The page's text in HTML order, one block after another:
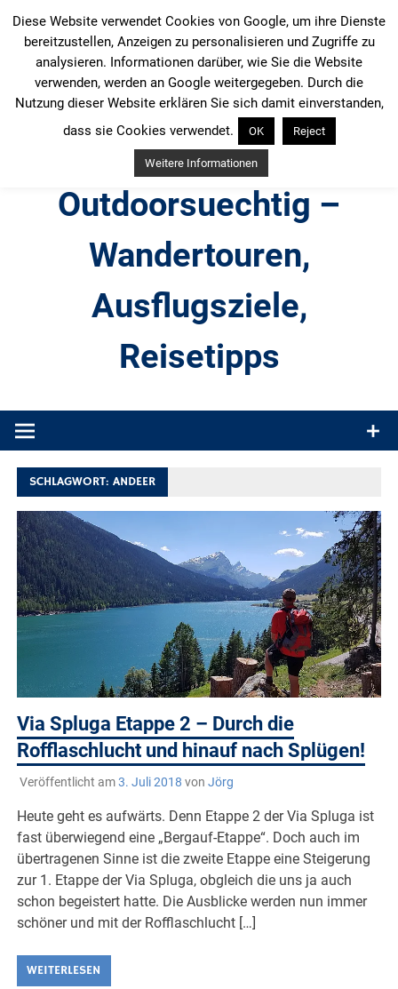
Inhalt
springen
Outdoorsuechtig –
Wandertouren,
Ausflugsziele,
Reisetipps
Produkttests und Buchrezensionen. Ein Blog für alle, die gern
SCHLAGWORT:ANDEER
Via Spluga Etappe 2 – Durch die
Rofflaschlucht und hinauf nach Splügen!
Veröffentlicht am3. Juli 2018 von Jörg
Heute geht es aufwärts. Denn Etappe 2 der Via Spluga ist
fast überwiegend eine „Bergauf-Etappe“. Doch auch im
übertragenen Sinne ist die zweite Etappe eine Steigerung
zur 1. Etappe der Via Spluga, obgleich die uns ja auch
schon begeistert hatte. Die Ausblicke werden nun immer
schöner und mit der Rofflaschlucht […]
WEITERLESEN
Diese Website verwendet Cookies von Google, um ihre Dienste
bereitzustellen, Anzeigen zu personalisieren und Zugriffe zu
analysieren. Informationen darüber, wie Sie die Website
verwenden, werden an Google weitergegeben. Durch die
Nutzung dieser Website erklären Sie sich damit einverstanden,
dass sie Cookies verwendet.
OK Reject
Weitere Informationen